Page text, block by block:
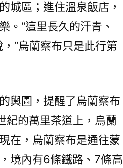
城區；進住溫泉飯店，
。“這里長久的汗青、
“烏蘭察布只是此行第
輿圖，提醒了烏蘭察布
紀的萬里茶道上，烏蘭
在，烏蘭察布是通往蒙
境內有6條鐵路、7條高